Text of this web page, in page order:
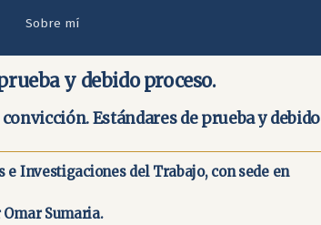
Sobre mí
y debido proceso.
Estándares de prueba y debido
e Investigaciones del Trabajo, con sede en
Sumaria.